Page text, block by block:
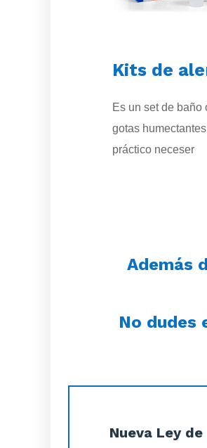
Kits de
Es un set de baño
gotas
práctico neceser
Además
No dudes
Nueva Ley